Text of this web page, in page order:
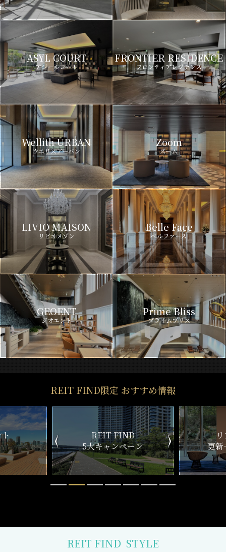
ASYL COURT
アジールコート
FRONTIER RESIDENCE
フロンティアレジデンス
Wellith URBAN
ウエリスアーバン
Zoom
ズーム
LIVIO MAISON
リビオメゾン
Belle Face
ベルファース
GEOENT
ジオエント
Prime Bliss
プライムブリス
REIT FIND限定 おすすめ情報
ン
リアルタイム
更新一覧チェック
新
REIT FIND STYLE